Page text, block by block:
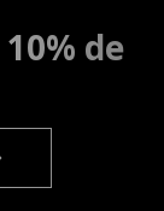
10% de